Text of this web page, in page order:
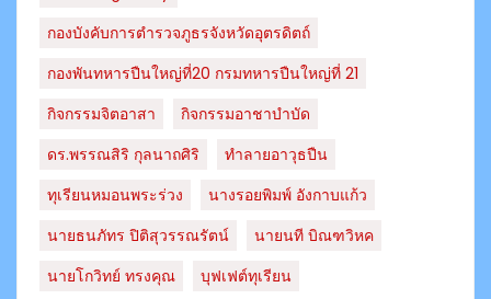
กองบังคับการตำรวจภูธรจังหวัดอุตรดิตถ์
กองพันทหารปืนใหญ่ที่20 กรมทหารปืนใหญ่ที่ 21
กิจกรรมจิตอาสา
กิจกรรมอาชาบำบัด
ดร.พรรณสิริ กุลนาถศิริ
ทำลายอาวุธปืน
ทุเรียนหมอนพระร่วง
นางรอยพิมพ์ อังกาบแก้ว
นายธนภัทร​ ปิติสุวรรณ​รัตน์​
นายนที บิณฑวิหค
นายโกวิทย์ ทรงคุณ
บุฟเฟต์ทุเรียน